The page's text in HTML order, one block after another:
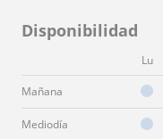
Disponibilidad
Lu
Mañana
Mediodía